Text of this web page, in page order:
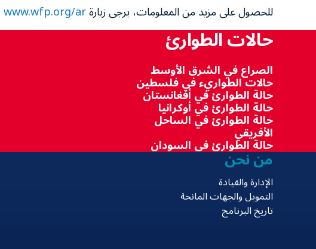
للحصول على مزيد من المعلومات، يرجى زيارةwww.wfp.org/ar
حالات الطوارئ
الصراع في الشرق الأوسط
حالات الطواريء في فلسطين
حالة الطوارئ في أفغانستان
حالة الطوارئ في أوكرانيا
حالة الطوارئ في الساحل
الأفريقي
حالة الطوارئ في السودان
من نحن
الإدارة والقيادة
التمويل والجهات المانحة
تاريخ البرنامج